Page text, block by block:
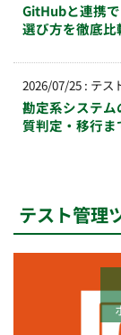
GitHubと連携
選び方を徹底比
2026/07/25 : テス
勘定系システ
質判定・移行ま
テスト管理